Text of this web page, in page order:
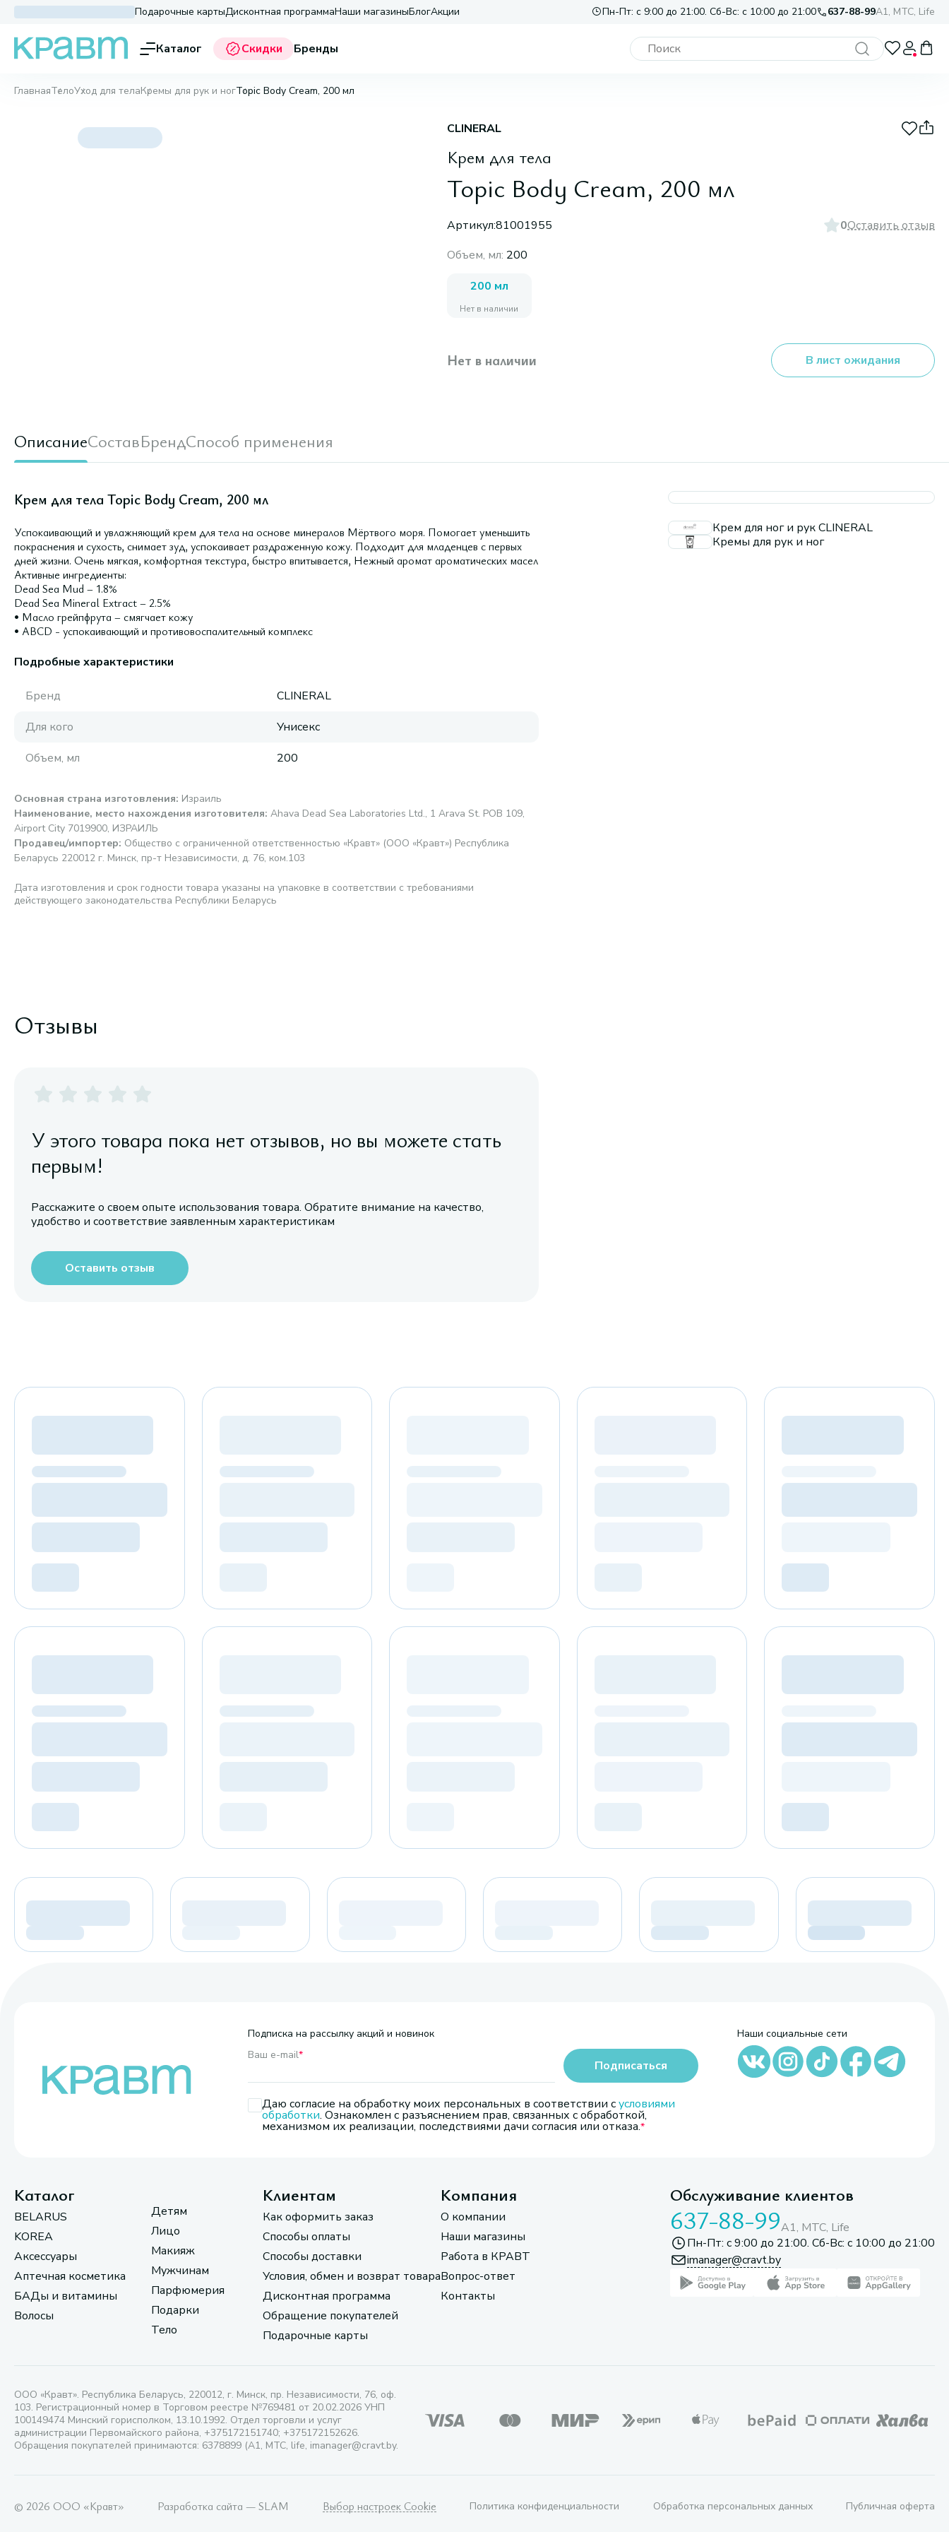
Подарочные картыДисконтная программаНаши магазиныБлогАкции Пн-Пт: с 9:00 до 21:00. Сб-Вс: с 10:00 до 21:00 637-88-99A1, МТС, Life
Каталог Скидки Бренды
ГлавнаяТелоУход для телаКремы для рук и ногTopic Body Cream, 200 мл
CLINERAL
Крем для тела
Topic Body Cream, 200 мл
Артикул:81001955 0Оставить отзыв
Объем, мл: 200
200 мл
Нет в наличии
Нет в наличии В лист ожидания
ОписаниеСоставБрендСпособ применения
Крем для тела Topic Body Cream, 200 мл
Успокаивающий и увлажняющий крем для тела на основе минералов Мёртвого моря. Помогает уменьшить
покраснения и сухость, снимает зуд, успокаивает раздраженную кожу. Подходит для младенцев с первых
дней жизни. Очень мягкая, комфортная текстура, быстро впитывается, Нежный аромат ароматических масел
Активные ингредиенты:
Dead Sea Mud – 1.8%
Dead Sea Mineral Extract – 2.5%
• Масло грейпфрута – смягчает кожу
• ABCD - успокаивающий и противовоспалительный комплекс
Подробные характеристики
Бренд
CLINERAL
Для кого
Унисекс
Объем, мл
200
Основная страна изготовления: Израиль
Наименование, место нахождения изготовителя: Ahava Dead Sea Laboratories Ltd., 1 Arava St. POB 109,
Airport City 7019900, ИЗРАИЛЬ
Продавец/импортер: Общество с ограниченной ответственностью «Кравт» (ООО «Кравт») Республика
Беларусь 220012 г. Минск, пр-т Независимости, д. 76, ком.103
Дата изготовления и срок годности товара указаны на упаковке в соответствии с требованиями
действующего законодательства Республики Беларусь
Крем для ног и рук CLINERAL
Кремы для рук и ног
Отзывы
У этого товара пока нет отзывов, но вы можете стать
первым!
Расскажите о своем опыте использования товара. Обратите внимание на качество,
удобство и соответствие заявленным характеристикам
Оставить отзыв
Подписка на рассылку акций и новинок
Ваш e-mail*
Даю согласие на обработку моих персональных в соответствии сусловиями
обработки. Ознакомлен с разъяснением прав, связанных с обработкой,
механизмом их реализации, последствиями дачи согласия или отказа.
Подписаться
Наши социальные сети
Каталог
BELARUS
KOREA
Аксессуары
Аптечная косметика
БАДы и витамины
Волосы
Детям
Лицо
Макияж
Мужчинам
Парфюмерия
Подарки
Тело
Клиентам
Как оформить заказ
Способы оплаты
Способы доставки
Условия, обмен и возврат товара
Дисконтная программа
Обращение покупателей
Подарочные карты
Компания
О компании
Наши магазины
Работа в КРАВТ
Вопрос-ответ
Контакты
Обслуживание клиентов
637-88-99A1, МТС, Life
Пн-Пт: с 9:00 до 21:00. Сб-Вс: с 10:00 до 21:00
imanager@cravt.by
ООО «Кравт». Республика Беларусь, 220012, г. Минск, пр. Независимости, 76, оф.
103. Регистрационный номер в Торговом реестре №769481 от 20.02.2026 УНП
100149474 Минский горисполком, 13.10.1992. Отдел торговли и услуг
администрации Первомайского района, +375172151740; +375172152626.
Обращения покупателей принимаются: 6378899 (А1, МТС, life, imanager@cravt.by.
© 2026 ООО «Кравт» Разработка сайта — SLAM Выбор настроек Cookie Политика конфиденциальности Обработка персональных данных Публичная оферта